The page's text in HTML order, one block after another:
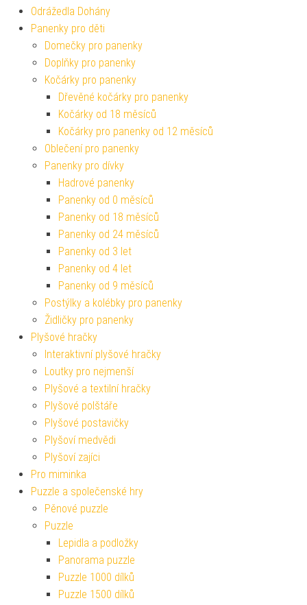
Odrážedla Dohány
Panenky pro děti
Domečky pro panenky
Doplňky pro panenky
Kočárky pro panenky
Dřevěné kočárky pro panenky
Kočárky od 18 měsíců
Kočárky pro panenky od 12 měsíců
Oblečení pro panenky
Panenky pro dívky
Hadrové panenky
Panenky od 0 měsíců
Panenky od 18 měsíců
Panenky od 24 měsíců
Panenky od 3 let
Panenky od 4 let
Panenky od 9 měsíců
Postýlky a kolébky pro panenky
Židličky pro panenky
Plyšové hračky
Interaktivní plyšové hračky
Loutky pro nejmenší
Plyšové a textilní hračky
Plyšové polštáře
Plyšové postavičky
Plyšoví medvědi
Plyšoví zajíci
Pro miminka
Puzzle a společenské hry
Pěnové puzzle
Puzzle
Lepidla a podložky
Panorama puzzle
Puzzle 1000 dílků
Puzzle 1500 dílků